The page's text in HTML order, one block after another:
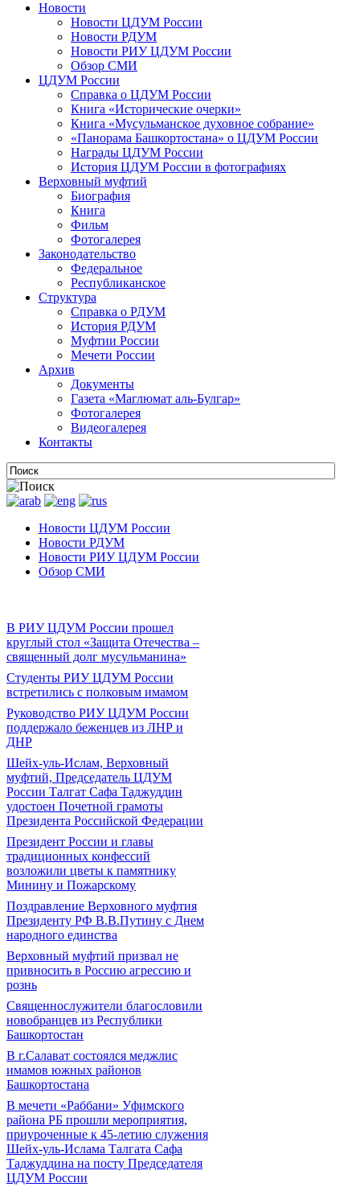
Новости
Новости ЦДУМ России
Новости РДУМ
Новости РИУ ЦДУМ России
Обзор СМИ
ЦДУМ России
Справка о ЦДУМ России
Книга «Исторические очерки»
Книга «Мусульманское духовное собрание»
«Панорама Башкортостана» о ЦДУМ России
Награды ЦДУМ России
История ЦДУМ России в фотографиях
Верховный муфтий
Биография
Книга
Фильм
Фотогалерея
Законодательство
Федеральное
Республиканское
Структура
Справка о РДУМ
История РДУМ
Муфтии России
Мечети России
Архив
Документы
Газета «Маглюмат аль-Булгар»
Фотогалерея
Видеогалерея
Контакты
Новости ЦДУМ России
Новости РДУМ
Новости РИУ ЦДУМ России
Обзор СМИ
В РИУ ЦДУМ России прошел
круглый стол «Защита Отечества –
священный долг мусульманина»
Студенты РИУ ЦДУМ России
встретились с полковым имамом
Руководство РИУ ЦДУМ России
поддержало беженцев из ЛНР и
ДНР
Шейх-уль-Ислам, Верховный
муфтий, Председатель ЦДУМ
России Талгат Сафа Таджуддин
удостоен Почетной грамоты
Президента Российской Федерации
Президент России и главы
традиционных конфессий
возложили цветы к памятнику
Минину и Пожарскому
Поздравление Верховного муфтия
Президенту РФ В.В.Путину с Днем
народного единства
Верховный муфтий призвал не
привносить в Россию агрессию и
рознь
Священнослужители благословили
новобранцев из Республики
Башкортостан
В г.Салават состоялся меджлис
имамов южных районов
Башкортостана
В мечети «Раббани» Уфимского
района РБ прошли мероприятия,
приуроченные к 45-летию служения
Шейх-уль-Ислама Талгата Сафа
Таджуддина на посту Председателя
ЦДУМ России